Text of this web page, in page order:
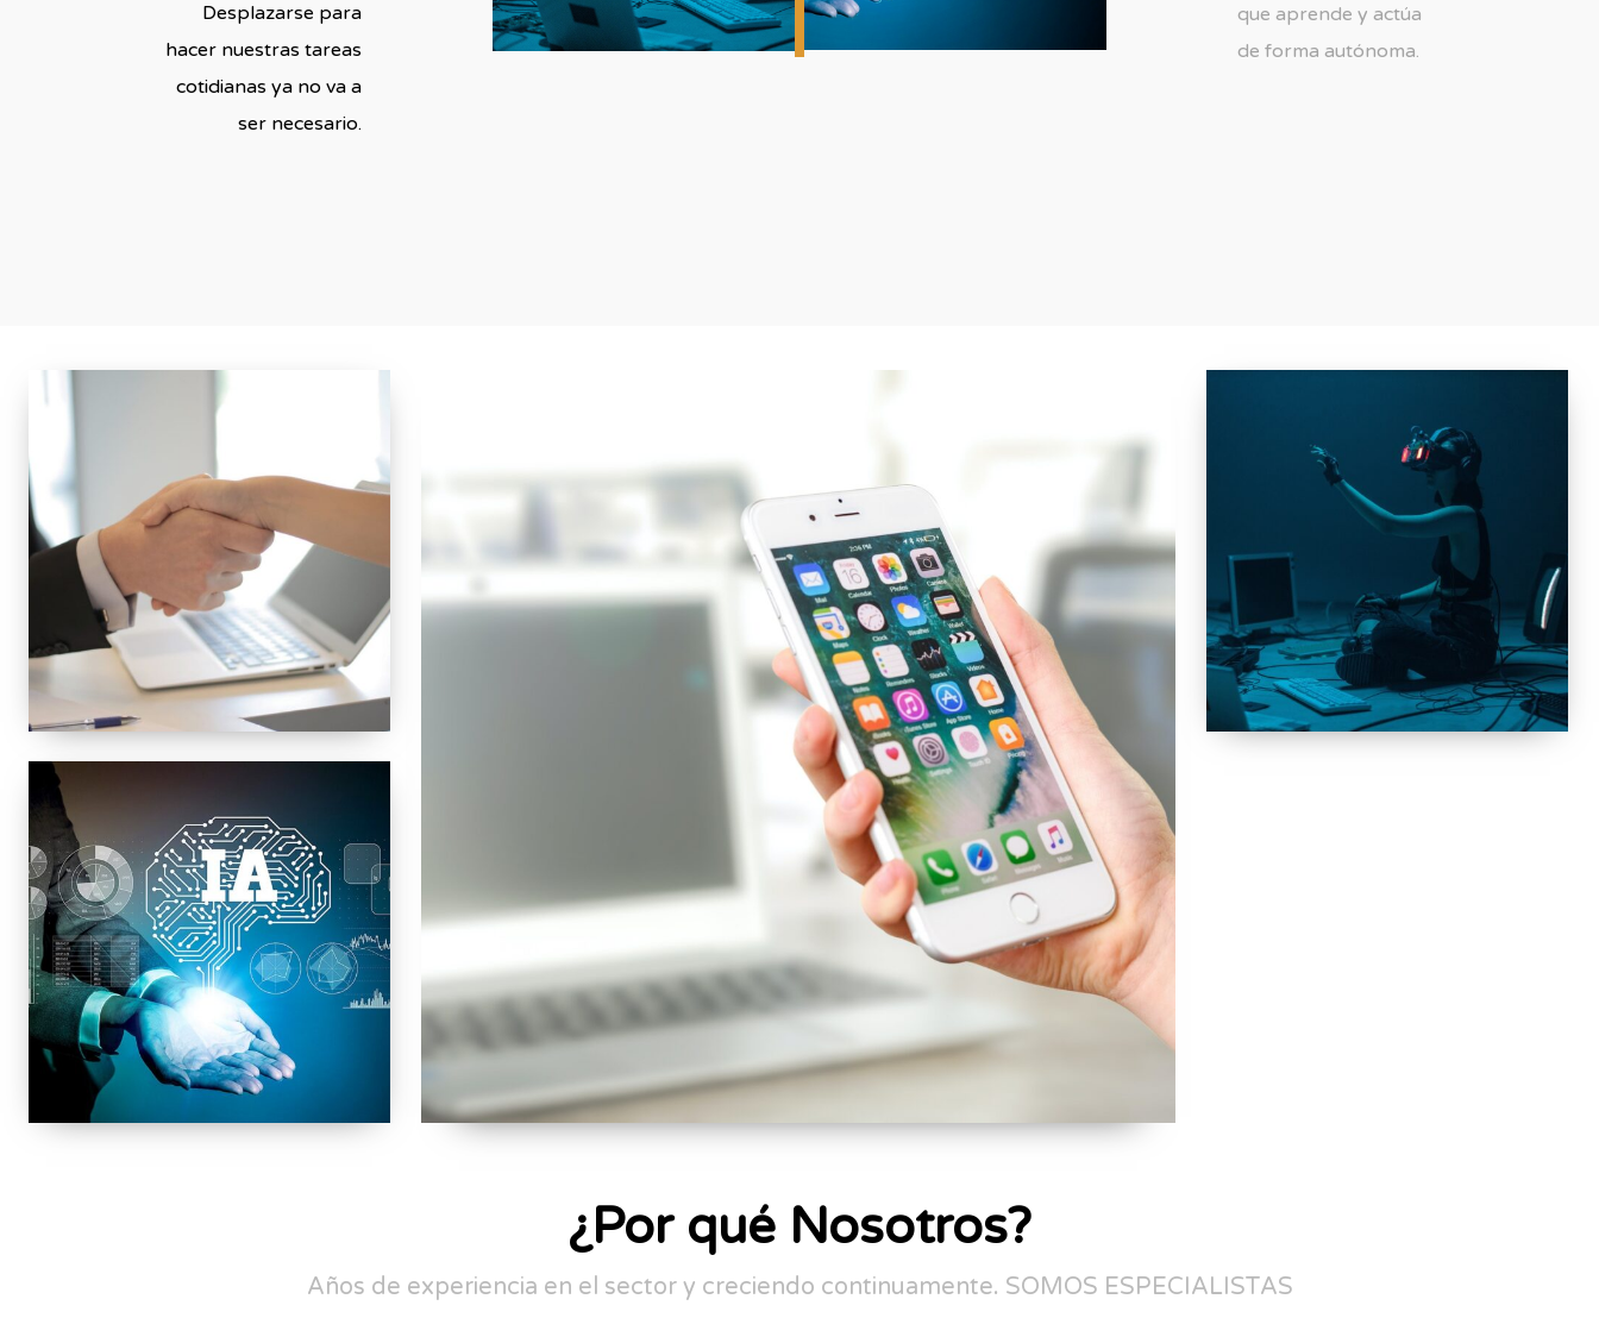
Desplazarse para
hacer nuestras tareas
cotidianas ya no va a
ser necesario.
que aprende y actúa
de forma autónoma.
¿Por qué Nosotros?
Años de experiencia en el sector y creciendo continuamente. SOMOS ESPECIALISTAS